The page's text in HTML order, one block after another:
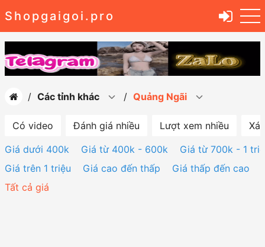
Shopgaigoi.pro
Các tỉnh khác Quảng Ngãi
Có video Đánh giá nhiều Lượt xem nhiều
Giá dưới 400k
Giá từ 400k - 600k
Giá từ 700k - 1
Giá trên 1 triệu
Giá cao đến thấp
Giá thấp đến cao
Tất cả giá